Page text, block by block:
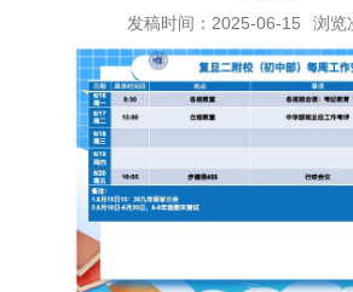
发稿时间：2025-06-15 浏览